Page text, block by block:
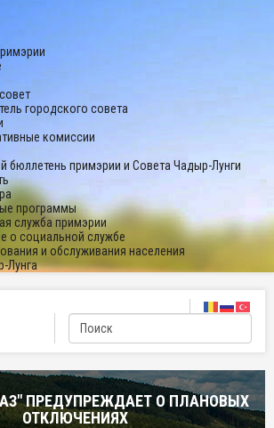
городского совета
комиссии
бюллетень примэрии и Совета Чадыр-Лунги
программы
служба примэрии
о социальной службе
и обслуживания населения
Лунга
ПРЕДУПРЕЖДАЕТ О ПЛАНОВЫХ
ОТКЛЮЧЕНИЯХ